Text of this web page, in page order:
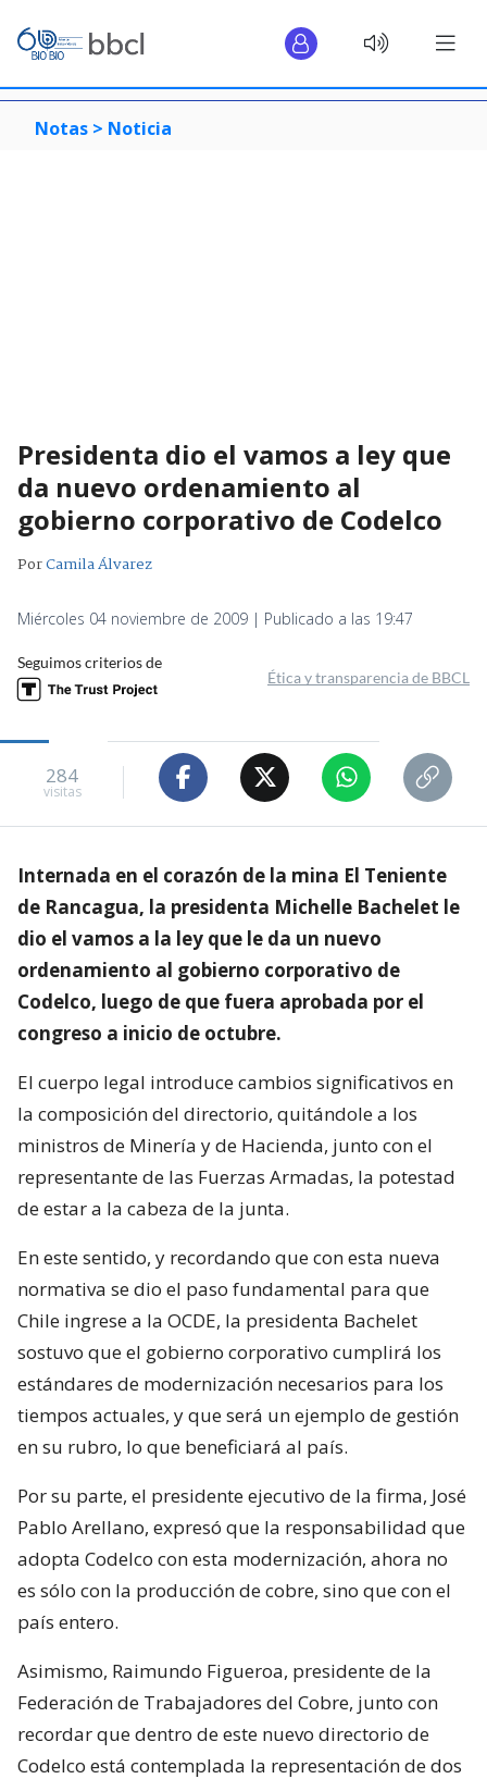
Notas > Noticia
Presidenta dio el vamos a ley que
da nuevo ordenamiento al
gobierno corporativo de Codelco
PorCamila Álvarez
Miércoles 04 noviembre de 2009 | Publicado a las 19:47
Seguimos criterios de
Ética y transparencia de BBCL
284
visitas
Internada en el corazón de la mina El Teniente
de Rancagua, la presidenta Michelle Bachelet le
dio el vamos a la ley que le da un nuevo
ordenamiento al gobierno corporativo de
Codelco, luego de que fuera aprobada por el
congreso a inicio de octubre.
El cuerpo legal introduce cambios significativos en
la composición del directorio, quitándole a los
ministros de Minería y de Hacienda, junto con el
representante de las Fuerzas Armadas, la potestad
de estar a la cabeza de la junta.
En este sentido, y recordando que con esta nueva
normativa se dio el paso fundamental para que
Chile ingrese a la OCDE, la presidenta Bachelet
sostuvo que el gobierno corporativo cumplirá los
estándares de modernización necesarios para los
tiempos actuales, y que será un ejemplo de gestión
en su rubro, lo que beneficiará al país.
Por su parte, el presidente ejecutivo de la firma, José
Pablo Arellano, expresó que la responsabilidad que
adopta Codelco con esta modernización, ahora no
es sólo con la producción de cobre, sino que con el
país entero.
Asimismo, Raimundo Figueroa, presidente de la
Federación de Trabajadores del Cobre, junto con
recordar que dentro de este nuevo directorio de
Codelco está contemplada la representación de dos